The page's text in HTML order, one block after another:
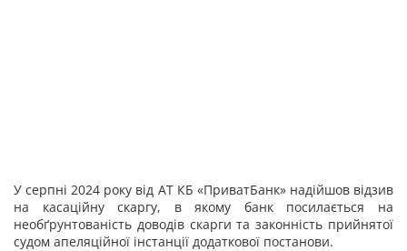
У серпні 2024 року від АТ КБ «ПриватБанк» надійшов відзив
на касаційну скаргу, в якому банк посилається на
необґрунтованість доводів скарги та законність прийнятої
судом апеляційної інстанції додаткової постанови.